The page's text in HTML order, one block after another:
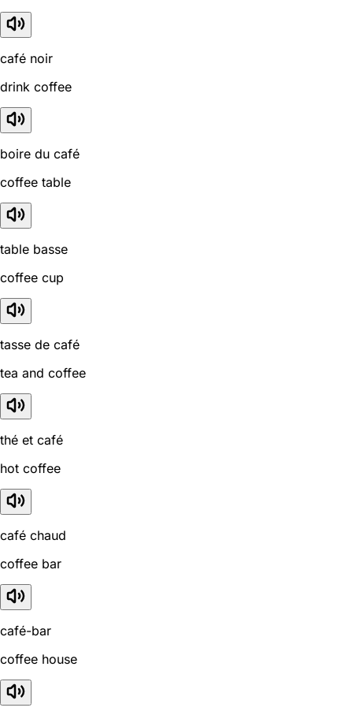
café noir
drink coffee
boire du café
coffee table
table basse
coffee cup
tasse de café
tea and coffee
thé et café
hot coffee
café chaud
coffee bar
café-bar
coffee house